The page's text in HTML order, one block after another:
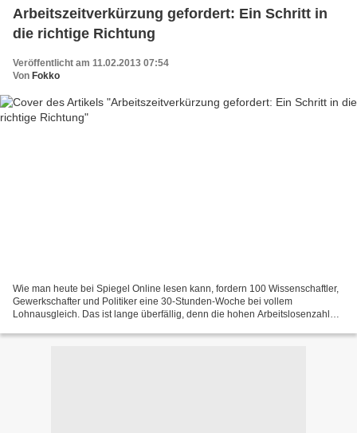
Arbeitszeitverkürzung gefordert: Ein Schritt in
die richtige Richtung
Veröffentlicht am 11.02.2013 07:54
Von Fokko
Wie man heute bei Spiegel Online lesen kann, fordern 100 Wissenschaftler,
Gewerkschafter und Politiker eine 30-Stunden-Woche bei vollem
Lohnausgleich. Das ist lange überfällig, denn die hohen Arbeitslosenzahlen